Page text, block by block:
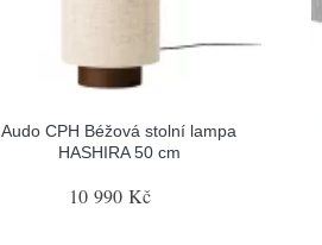
Audo CPH Béžová stolní lampa
HASHIRA 50 cm
10 990 Kč